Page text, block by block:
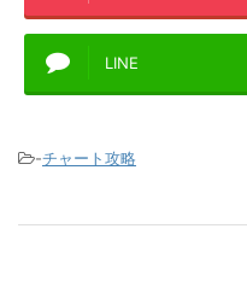
LINE
-チャート攻略